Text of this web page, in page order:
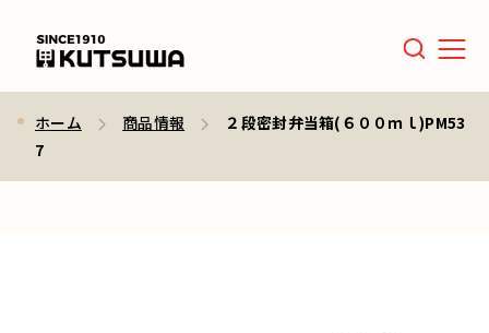
Menu
ホーム 商品情報
２段密封弁当箱(６００ｍｌ)PM53
7